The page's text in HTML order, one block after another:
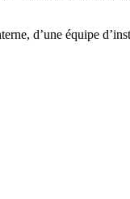
d’une équipe